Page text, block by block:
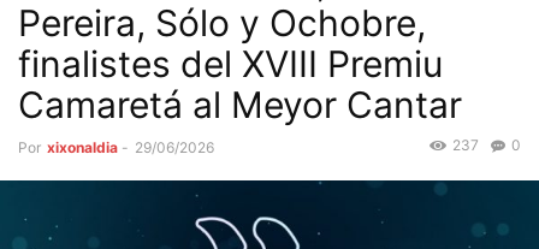
Pereira, Sólo y Ochobre,
finalistes del XVIII Premiu
Camaretá al Meyor Cantar
Por xixonaldia - 29/06/2026 0
237